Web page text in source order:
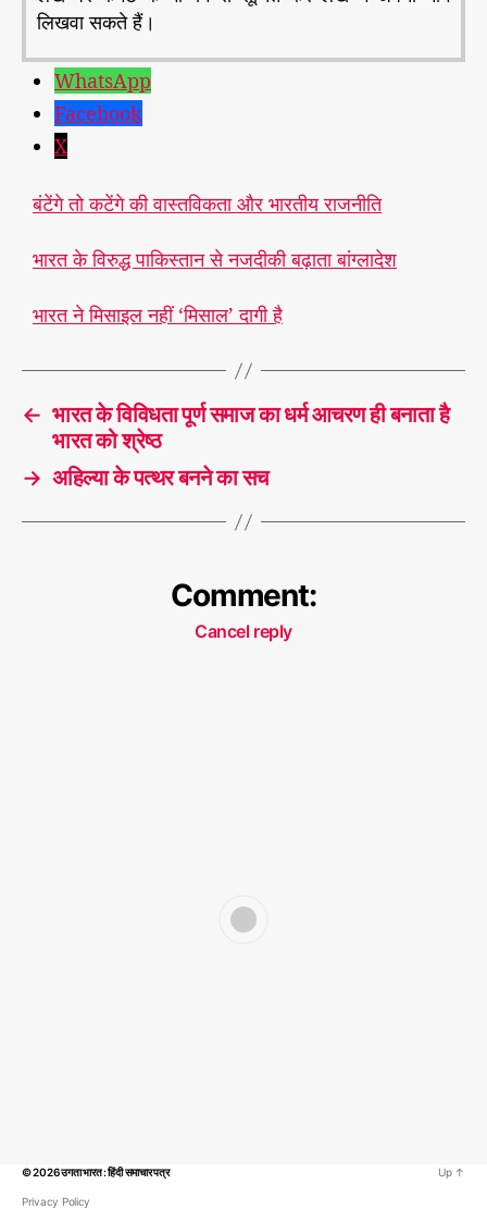
लिखवा सकते हैं।
WhatsApp
Facebook
X
बंटेंगे तो कटेंगे की वास्तविकता और भारतीय राजनीति
भारत के विरुद्ध पाकिस्तान से नजदीकी बढ़ाता बांग्लादेश
भारत ने मिसाइल नहीं ‘मिसाल’ दागी है
← भारत के विविधता पूर्ण समाज का धर्म आचरण ही बनाता है
भारत को श्रेष्ठ
→ अहिल्या के पत्थर बनने का सच
Comment:
Cancel reply
© 2026उगता भारत : हिंदी समाचार पत्र
Privacy Policy
Up ↑